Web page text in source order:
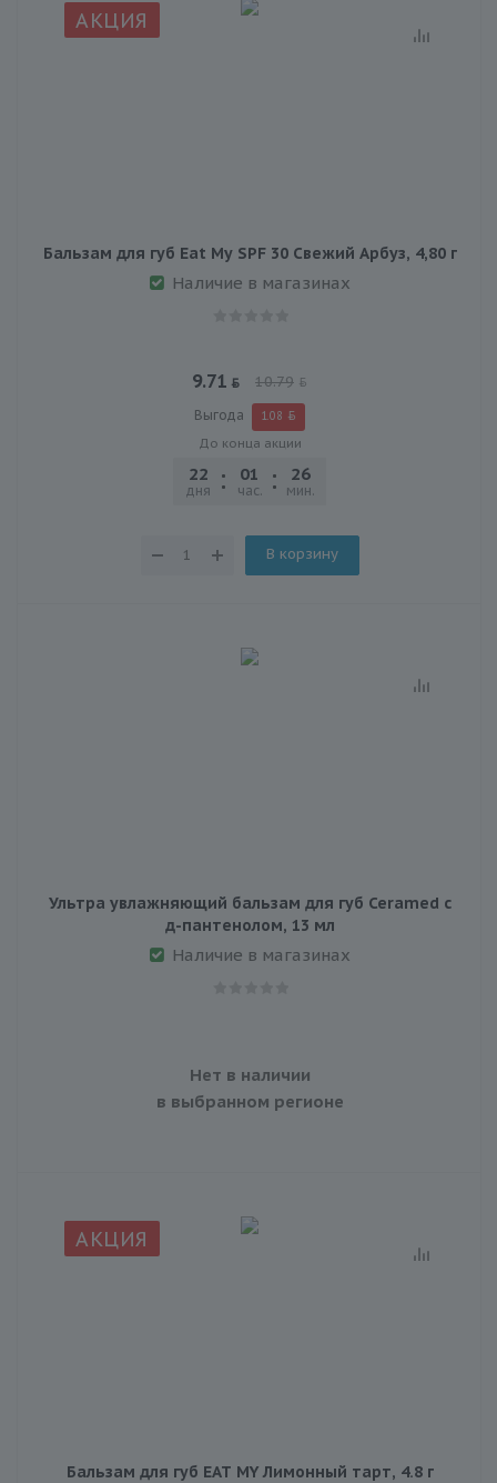
АКЦИЯ
Бальзам для губ Eat My SPF 30 Свежий Арбуз, 4,80 г
Наличие в магазинах
9.71 10.79
Выгода 1.08
До конца акции
22
дня
01
час.
26
мин.
В корзину
Ультра увлажняющий бальзам для губ Ceramed с
д-пантенолом, 13 мл
Наличие в магазинах
Нет в наличии
в выбранном регионе
АКЦИЯ
Бальзам для губ EAT MY Лимонный тарт, 4.8 г